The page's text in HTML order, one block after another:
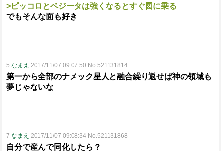
>ピッコロとベジータは強くなるとすぐ図に乗る
でもそんな面も好き
5 なまえ 2017/11/07 09:07:50 No.521131814
第一から全部のナメック星人と融合繰り返せば神の領域も
夢じゃないな
7 なまえ 2017/11/07 09:08:34 No.521131868
自分で産んで同化したら？